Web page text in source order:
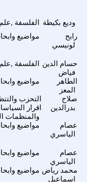
الفلسفة وديع بكيطة
مواضيع
رابح
لونيسي
الفلسفة حسام الدين
فياض
مواضيع
الطاهر
المعز
التحزب
اقرار
والمنظمات
صلاح
بدرالدين
مواضيع
عصام
الياسري
مواضيع
عصام
الياسري
مواضيع محمد رياض
اسماعيل